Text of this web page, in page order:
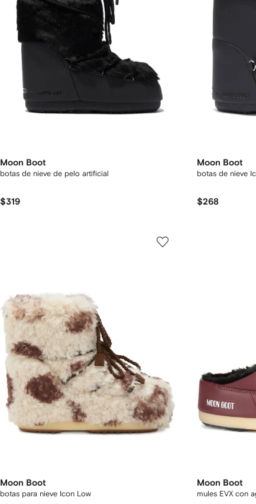
Moon Boot
botas de nieve de pelo artificial
$319
Moon Boot
botas de nieve
$268
Moon Boot
botas para nieve Icon Low
Moon Boot
mules EVX con